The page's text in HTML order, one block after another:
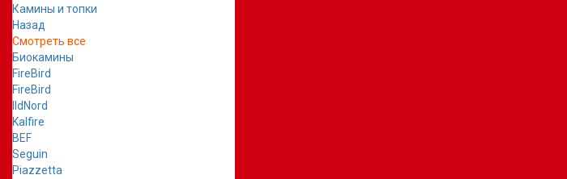
Камины и топки
Назад
Смотреть все
Биокамины
FireBird
FireBird
IldNord
Kalfire
BEF
Seguin
Piazzetta